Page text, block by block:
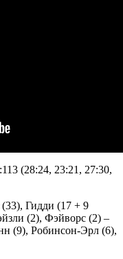
(28:24, 23:21, 27:30,
Гидди (17 + 9
(2), Фэйворс (2) –
(9), Робинсон-Эрл (6),